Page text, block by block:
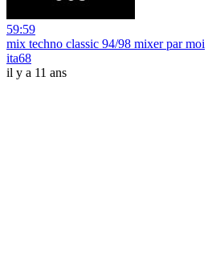
59:59
mix techno classic 94/98 mixer par moi
ita68
il y a 11 ans